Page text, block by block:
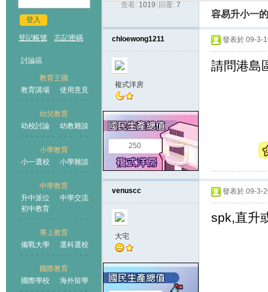
登入
登記帳號 忘記密碼
討論區
教育王國
教育講場
使用意見
幼兒教育
幼校討論
幼教雜談
小學教育
小一選校
小學雜談
中學教育
升中派位
中學交流
初中教育
專上教育
備戰大學
選科選校
國際教育
國際學校
海外留學
王國
›
查看: 1019 回覆: 7
容易升小一
chloewong1211
複式洋房
250
發表於 09-3-
請問港島
venuscc
大宅
發表於 09-3-
spk,直升